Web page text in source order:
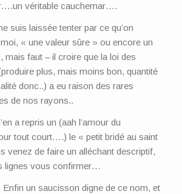
véritable cauchemar….
suis laissée tenter par ce qu’on
« une valeur sûre » ou encore un
mais faut – il croire que la loi des
plus, mais moins bon, quantité
donc..) a eu raison des rares
de nos rayons..
a repris un (aah l’amour du
tout court….) le « petit bridé au saint
venez de faire un alléchant descriptif,
lignes vous confirmer…
un saucisson digne de ce nom, et